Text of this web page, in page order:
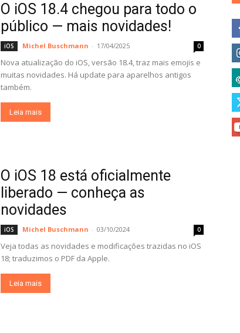
O iOS 18.4 chegou para todo o
público — mais novidades!
iOS Michel Buschmann - 17/04/2025 0
Nova atualização do iOS, versão 18.4, traz mais emojis e
muitas novidades. Há update para aparelhos antigos
também.
Leia mais
O iOS 18 está oficialmente
liberado — conheça as
novidades
iOS Michel Buschmann - 03/10/2024 0
Veja todas as novidades e modificações trazidas no iOS
18; traduzimos o PDF da Apple.
Leia mais